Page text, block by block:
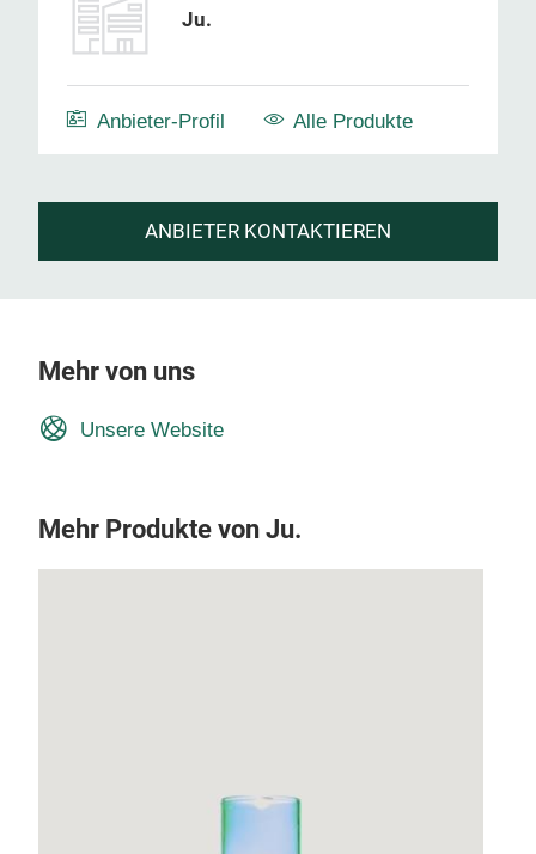
Ju.
Anbieter-Profil Alle Produkte
ANBIETER KONTAKTIEREN
Mehr von uns
Unsere Website
Mehr Produkte von Ju.